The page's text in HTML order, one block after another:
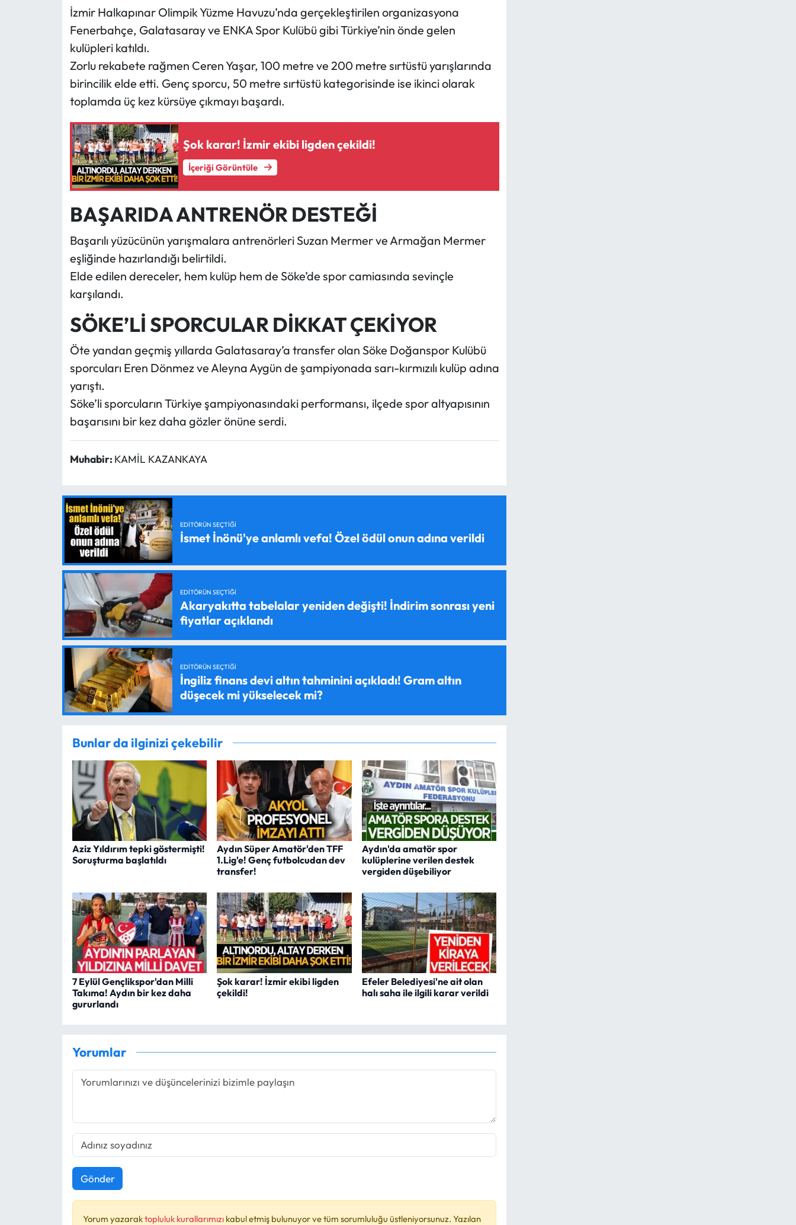
İzmir Halkapınar Olimpik Yüzme Havuzu’nda gerçekleştirilen organizasyona
Fenerbahçe, Galatasaray ve ENKA Spor Kulübü gibi Türkiye’nin önde gelen
kulüpleri katıldı.
Zorlu rekabete rağmen Ceren Yaşar, 100 metre ve 200 metre sırtüstü yarışlarında
birincilik elde etti. Genç sporcu, 50 metre sırtüstü kategorisinde ise ikinci olarak
toplamda üç kez kürsüye çıkmayı başardı.
Şok karar! İzmir ekibi ligden çekildi!
İçeriği Görüntüle
BAŞARIDA ANTRENÖR DESTEĞİ
Başarılı yüzücünün yarışmalara antrenörleri Suzan Mermer ve Armağan Mermer
eşliğinde hazırlandığı belirtildi.
Elde edilen dereceler, hem kulüp hem de Söke’de spor camiasında sevinçle
karşılandı.
SÖKE’Lİ SPORCULAR DİKKAT ÇEKİYOR
Öte yandan geçmiş yıllarda Galatasaray’a transfer olan Söke Doğanspor Kulübü
sporcuları Eren Dönmez ve Aleyna Aygün de şampiyonada sarı-kırmızılı kulüp adına
yarıştı.
Söke’li sporcuların Türkiye şampiyonasındaki performansı, ilçede spor altyapısının
başarısını bir kez daha gözler önüne serdi.
Muhabir: KAMİL KAZANKAYA
EDITÖRÜN SEÇTIĞI
İsmet İnönü'ye anlamlı vefa! Özel ödül onun adına verildi
EDITÖRÜN SEÇTIĞI
Akaryakıtta tabelalar yeniden değişti! İndirim sonrası yeni
fiyatlar açıklandı
EDITÖRÜN SEÇTIĞI
İngiliz finans devi altın tahminini açıkladı! Gram altın
düşecek mi yükselecek mi?
Bunlar da ilginizi çekebilir
Aziz Yıldırım tepki göstermişti!
Soruşturma başlatıldı
Aydın Süper Amatör'den TFF
1.Lig'e! Genç futbolcudan dev
transfer!
Aydın'da amatör spor
kulüplerine verilen destek
vergiden düşebiliyor
7 Eylül Gençlikspor'dan Milli
Takıma! Aydın bir kez daha
gururlandı
Şok karar! İzmir ekibi ligden
çekildi!
Efeler Belediyesi'ne ait olan
halı saha ile ilgili karar verildi
Yorumlar
Gönder
Yorum yazaraktopluluk kurallarımızı kabul etmiş bulunuyor ve tüm sorumluluğu üstleniyorsunuz. Yazılan